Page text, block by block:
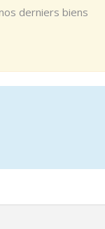
derniers biens